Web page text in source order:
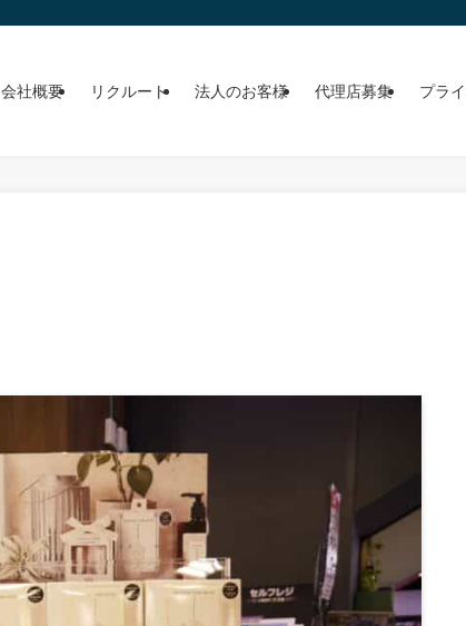
会社概要 リクルート 法人のお客様 代理店募集 プラ